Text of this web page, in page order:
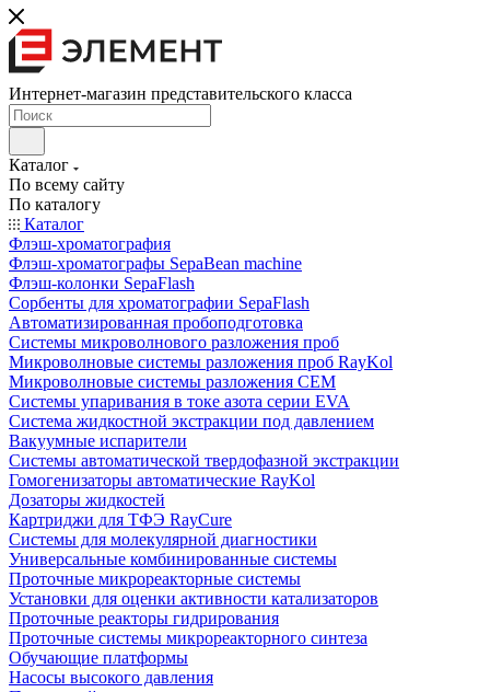
Интернет-магазин представительского класса
Каталог
По всему сайту
По каталогу
Каталог
Флэш-хроматография
Флэш-хроматографы SepaBean machine
Флэш-колонки SepaFlash
Сорбенты для хроматографии SepaFlash
Автоматизированная пробоподготовка
Системы микроволнового разложения проб
Микроволновые системы разложения проб RayKol
Микроволновые системы разложения CEM
Системы упаривания в токе азота серии EVA
Система жидкостной экстракции под давлением
Вакуумные испарители
Системы автоматической твердофазной экстракции
Гомогенизаторы автоматические RayKol
Дозаторы жидкостей
Картриджи для ТФЭ RayCure
Системы для молекулярной диагностики
Универсальные комбинированные системы
Проточные микрореакторные системы
Установки для оценки активности катализаторов
Проточные реакторы гидрирования
Проточные системы микрореакторного синтеза
Обучающие платформы
Насосы высокого давления